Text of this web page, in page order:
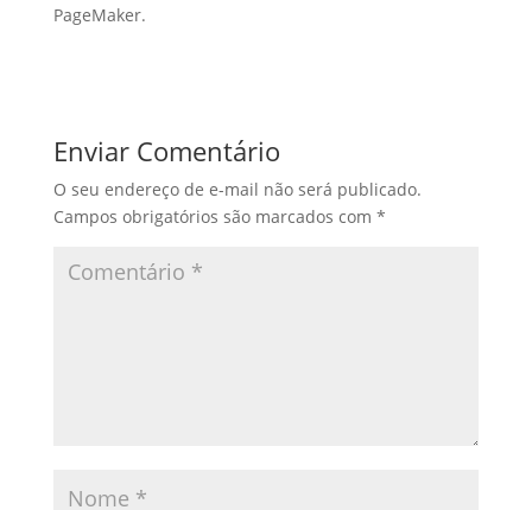
PageMaker.
Enviar Comentário
O seu endereço de e-mail não será publicado.
Campos obrigatórios são marcados com *